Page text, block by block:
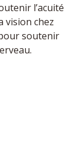
l’acuité
vision chez
soutenir